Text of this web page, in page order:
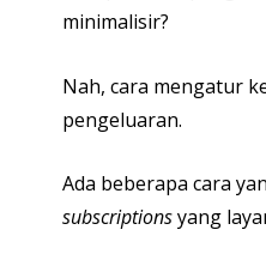
minimalisir?
Nah, cara mengatur
pengeluaran.
Ada beberapa cara
subscriptionsyang